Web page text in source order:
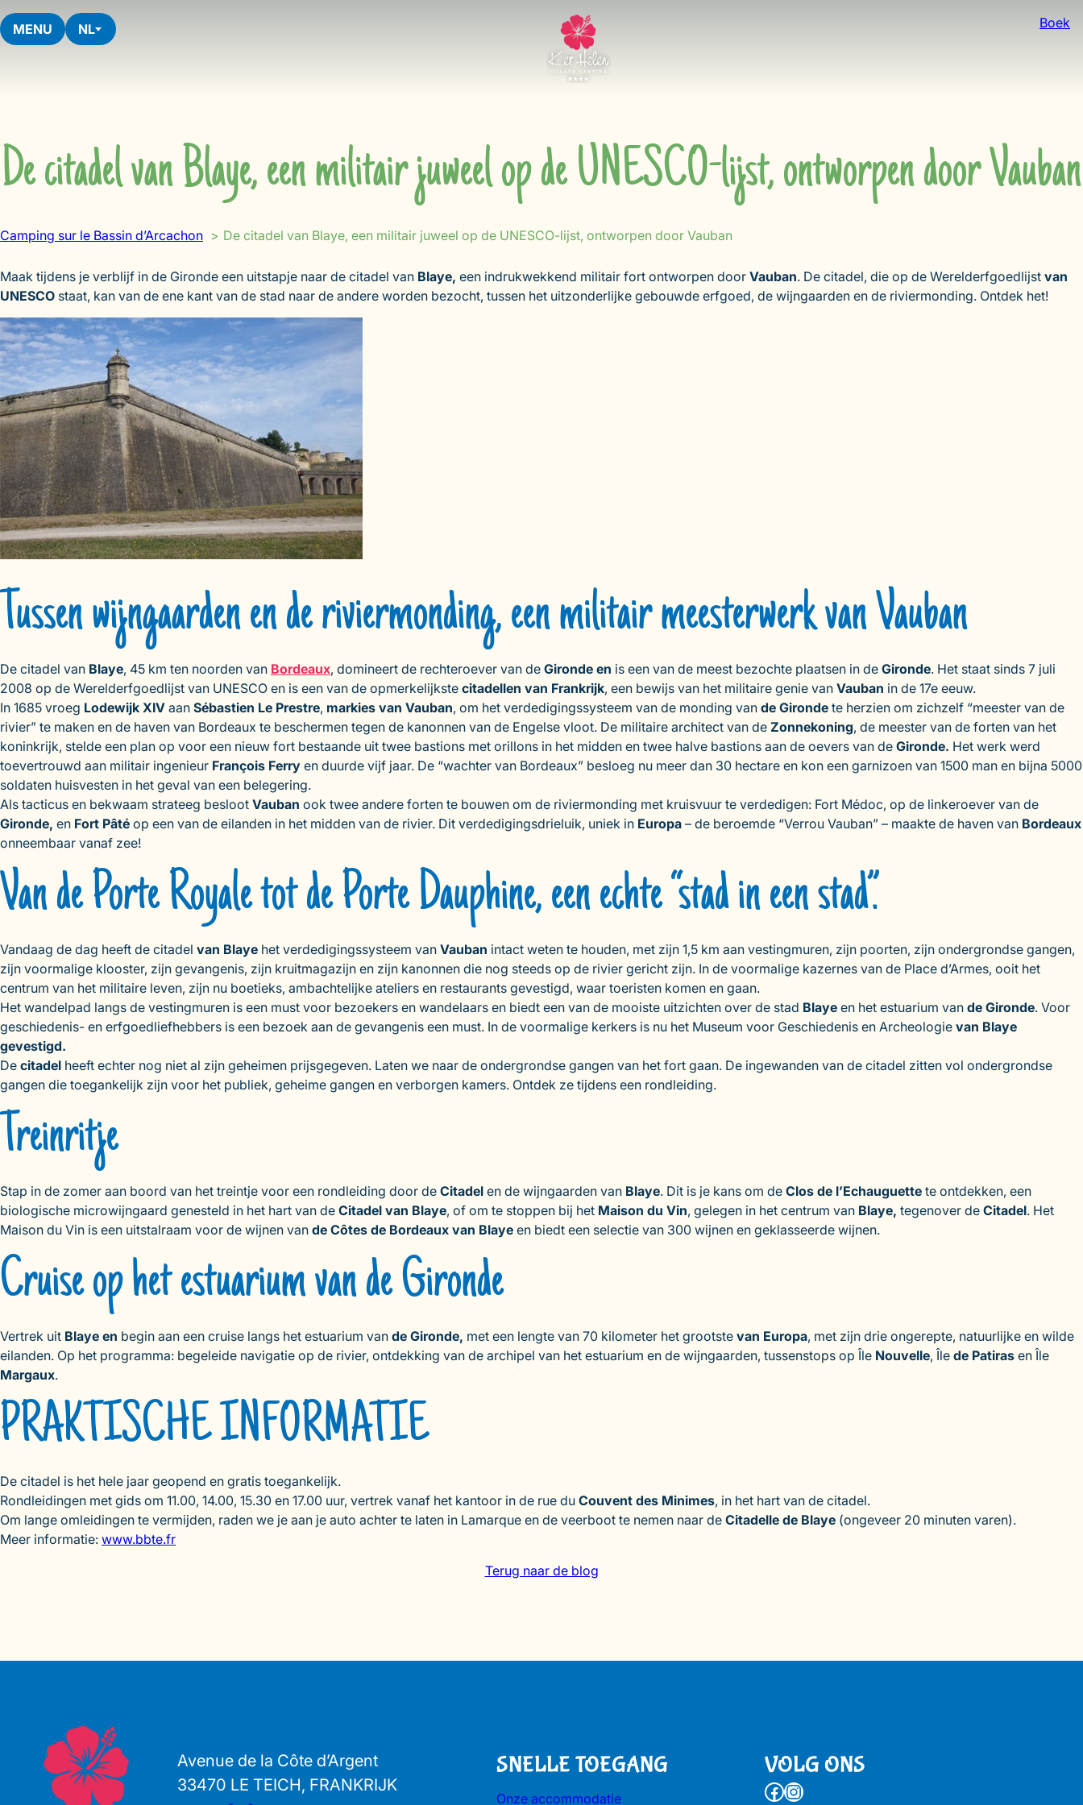
Skip
to
content
MENU NL Boek
De citadel van Blaye, een militair juweel op de UNESCO-lijst, ontworpen door Vauban
Camping sur le Bassin d’Arcachon De citadel van Blaye, een militair juweel op de UNESCO-lijst, ontworpen door Vauban
Maak tijdens je verblijf in de Gironde een uitstapje naar de citadel van Blaye, een indrukwekkend militair fort ontworpen door Vauban. De citadel, die op de Werelderfgoedlijst van
UNESCO staat, kan van de ene kant van de stad naar de andere worden bezocht, tussen het uitzonderlijke gebouwde erfgoed, de wijngaarden en de riviermonding. Ontdek het!
Tussen wijngaarden en de riviermonding, een militair meesterwerk van Vauban
De citadel van Blaye, 45 km ten noorden van Bordeaux, domineert de rechteroever van de Gironde en is een van de meest bezochte plaatsen in de Gironde. Het staat sinds 7 juli
2008 op de Werelderfgoedlijst van UNESCO en is een van de opmerkelijkste citadellen van Frankrijk, een bewijs van het militaire genie van Vauban in de 17e eeuw.
In 1685 vroeg Lodewijk XIV aan Sébastien Le Prestre, markies van Vauban, om het verdedigingssysteem van de monding van de Gironde te herzien om zichzelf “meester van de
rivier” te maken en de haven van Bordeaux te beschermen tegen de kanonnen van de Engelse vloot. De militaire architect van de Zonnekoning, de meester van de forten van het
koninkrijk, stelde een plan op voor een nieuw fort bestaande uit twee bastions met orillons in het midden en twee halve bastions aan de oevers van de Gironde. Het werk werd
toevertrouwd aan militair ingenieur François Ferry en duurde vijf jaar. De “wachter van Bordeaux” besloeg nu meer dan 30 hectare en kon een garnizoen van 1500 man en bijna 5000
soldaten huisvesten in het geval van een belegering.
Als tacticus en bekwaam strateeg besloot Vauban ook twee andere forten te bouwen om de riviermonding met kruisvuur te verdedigen: Fort Médoc, op de linkeroever van de
Gironde, en Fort Pâté op een van de eilanden in het midden van de rivier. Dit verdedigingsdrieluik, uniek in Europa – de beroemde “Verrou Vauban” – maakte de haven van Bordeaux
onneembaar vanaf zee!
Van de Porte Royale tot de Porte Dauphine, een echte “stad in een stad”.
Vandaag de dag heeft de citadel van Blaye het verdedigingssysteem van Vauban intact weten te houden, met zijn 1,5 km aan vestingmuren, zijn poorten, zijn ondergrondse gangen,
zijn voormalige klooster, zijn gevangenis, zijn kruitmagazijn en zijn kanonnen die nog steeds op de rivier gericht zijn. In de voormalige kazernes van de Place d’Armes, ooit het
centrum van het militaire leven, zijn nu boetieks, ambachtelijke ateliers en restaurants gevestigd, waar toeristen komen en gaan.
Het wandelpad langs de vestingmuren is een must voor bezoekers en wandelaars en biedt een van de mooiste uitzichten over de stad Blaye en het estuarium van de Gironde. Voor
geschiedenis- en erfgoedliefhebbers is een bezoek aan de gevangenis een must. In de voormalige kerkers is nu het Museum voor Geschiedenis en Archeologie van Blaye
gevestigd.
De citadel heeft echter nog niet al zijn geheimen prijsgegeven. Laten we naar de ondergrondse gangen van het fort gaan. De ingewanden van de citadel zitten vol ondergrondse
gangen die toegankelijk zijn voor het publiek, geheime gangen en verborgen kamers. Ontdek ze tijdens een rondleiding.
Treinritje
Stap in de zomer aan boord van het treintje voor een rondleiding door de Citadel en de wijngaarden van Blaye. Dit is je kans om de Clos de l’Echauguette te ontdekken, een
biologische microwijngaard genesteld in het hart van de Citadel van Blaye, of om te stoppen bij het Maison du Vin, gelegen in het centrum van Blaye, tegenover de Citadel. Het
Maison du Vin is een uitstalraam voor de wijnen van de Côtes de Bordeaux van Blaye en biedt een selectie van 300 wijnen en geklasseerde wijnen.
Cruise op het estuarium van de Gironde
Vertrek uit Blaye en begin aan een cruise langs het estuarium van de Gironde, met een lengte van 70 kilometer het grootste van Europa, met zijn drie ongerepte, natuurlijke en wilde
eilanden. Op het programma: begeleide navigatie op de rivier, ontdekking van de archipel van het estuarium en de wijngaarden, tussenstops op Île Nouvelle, Île de Patiras en Île
Margaux.
PRAKTISCHE INFORMATIE
De citadel is het hele jaar geopend en gratis toegankelijk.
Rondleidingen met gids om 11.00, 14.00, 15.30 en 17.00 uur, vertrek vanaf het kantoor in de rue du Couvent des Minimes, in het hart van de citadel.
Om lange omleidingen te vermijden, raden we je aan je auto achter te laten in Lamarque en de veerboot te nemen naar de Citadelle de Blaye (ongeveer 20 minuten varen).
Meer informatie: www.bbte.fr
Terug naar de blog
Avenue de la Côte d’Argent
33470 LE TEICH, FRANKRIJK
SNELLE TOEGANG
Onze accommodatie
VOLG ONS
Facebook Instagram